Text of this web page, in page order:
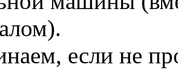
если не